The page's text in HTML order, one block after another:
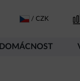
/ CZK
DOMÁCNOST